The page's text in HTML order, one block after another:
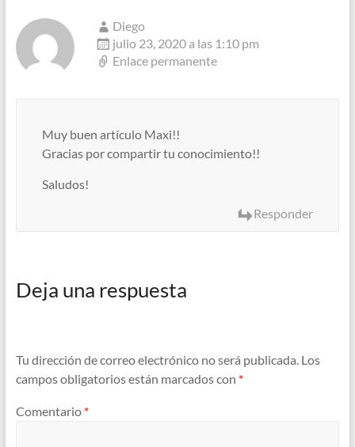
Diego
julio 23, 2020 a las 1:10 pm
Enlace permanente
Muy buen artículo Maxi!!
Gracias por compartir tu conocimiento!!
Saludos!
Responder
Deja una respuesta
Tu dirección de correo electrónico no será publicada. Los
campos obligatorios están marcados con *
Comentario *